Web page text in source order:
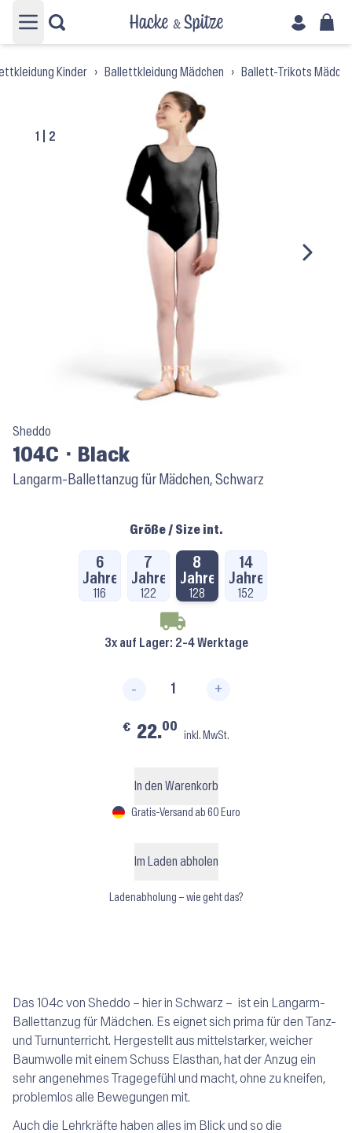
Hauptmenü öffnen
Kinder › Ballettkleidung Mädchen › Ballett-Trikots
1 2
Sheddo
104C ⬝ Black
Langarm-Ballettanzug für Mädchen, Schwarz
Größe / Size int.
6
Jahre
116
7
Jahre
122
8
Jahre
128
14
Jahre
152
3x auf Lager: 2-4 Werktage
- +
€ 22.00
inkl. MwSt.
In den Warenkorb
Gratis-Versand ab 60 Euro
Im Laden abholen
Ladenabholung – wie geht das?
Das 104c von Sheddo – hier in Schwarz – ist ein Langarm-
Ballettanzug für Mädchen. Es eignet sich prima für den Tanz-
und Turnunterricht. Hergestellt aus mittelstarker, weicher
Baumwolle mit einem Schuss Elasthan, hat der Anzug ein
sehr angenehmes Tragegefühl und macht, ohne zu kneifen,
problemlos alle Bewegungen mit.
Auch die Lehrkräfte haben alles im Blick und so die